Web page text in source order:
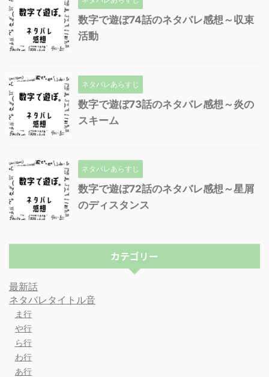
数字で遊ぼ74話のネタバレ感想～収束
活動
ネタバレあらすじ
数字で遊ぼ73話のネタバレ感想～炎の
スキーム
ネタバレあらすじ
数字で遊ぼ72話のネタバレ感想～星屑
のディスタンス
カテゴリー
最新話
ネタバレタイトル音
ま行
や行
ら行
わ行
あ行